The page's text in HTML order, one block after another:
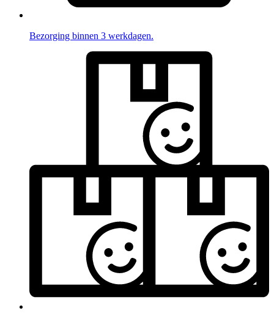
Bezorging binnen 3 werkdagen.